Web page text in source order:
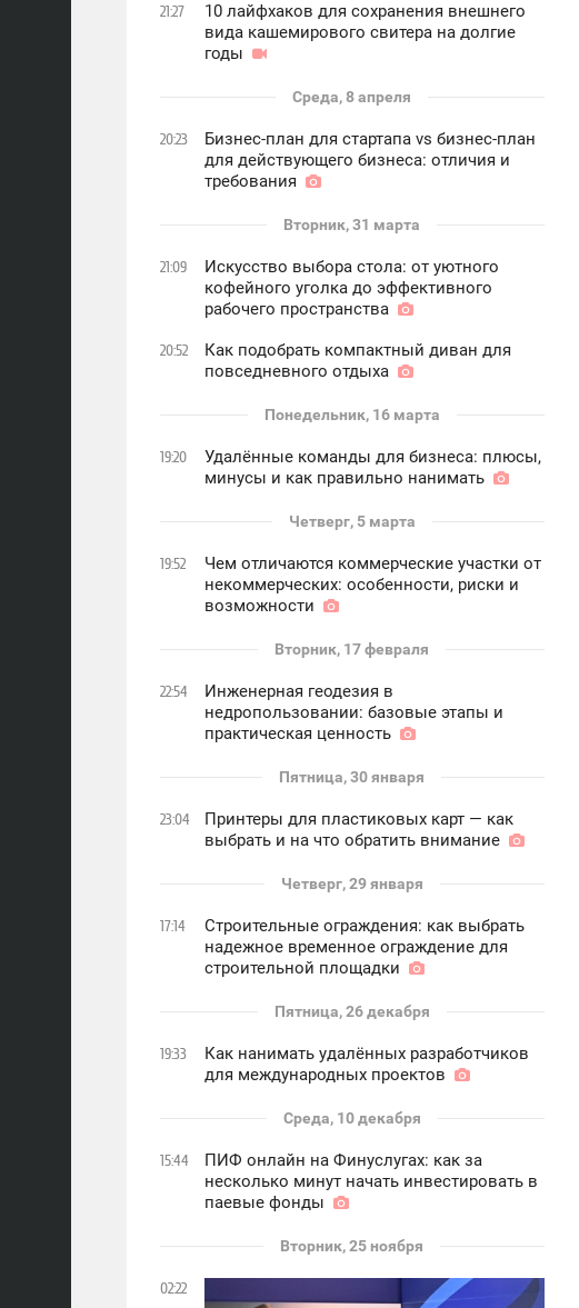
21:27
10 лайфхаков для сохранения внешнего
вида кашемирового свитера на долгие
годы
Среда, 8 апреля
20:23
Бизнес-план для стартапа vs бизнес-план
для действующего бизнеса: отличия и
требования
Вторник, 31 марта
21:09
Искусство выбора стола: от уютного
кофейного уголка до эффективного
рабочего пространства
20:52
Как подобрать компактный диван для
повседневного отдыха
Понедельник, 16 марта
19:20
Удалённые команды для бизнеса: плюсы,
минусы и как правильно нанимать
Четверг, 5 марта
19:52
Чем отличаются коммерческие участки от
некоммерческих: особенности, риски и
возможности
Вторник, 17 февраля
22:54
Инженерная геодезия в
недропользовании: базовые этапы и
практическая ценность
Пятница, 30 января
23:04
Принтеры для пластиковых карт — как
выбрать и на что обратить внимание
Четверг, 29 января
17:14
Строительные ограждения: как выбрать
надежное временное ограждение для
строительной площадки
Пятница, 26 декабря
19:33
Как нанимать удалённых разработчиков
для международных проектов
Среда, 10 декабря
15:44
ПИФ онлайн на Финуслугах: как за
несколько минут начать инвестировать в
паевые фонды
Вторник, 25 ноября
02:22